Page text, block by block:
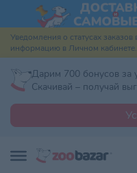
Уведомления о статусах
информацию в Личном
Дарим 700 бонусов за
Скачивай – получай